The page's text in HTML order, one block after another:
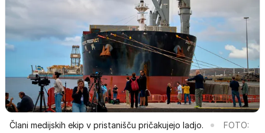
Člani medijskih ekip v pristanišču pričakujejo ladjo.
FOTO: